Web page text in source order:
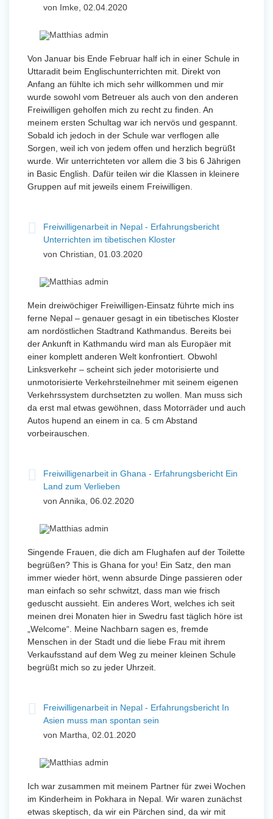
von Imke, 02.04.2020
Von Januar bis Ende Februar half ich in einer Schule in
Uttaradit beim Englischunterrichten mit. Direkt von
Anfang an fühlte ich mich sehr willkommen und mir
wurde sowohl vom Betreuer als auch von den anderen
Freiwilligen geholfen mich zu recht zu finden. An
meinem ersten Schultag war ich nervös und gespannt.
Sobald ich jedoch in der Schule war verflogen alle
Sorgen, weil ich von jedem offen und herzlich begrüßt
wurde. Wir unterrichteten vor allem die 3 bis 6 Jährigen
in Basic English. Dafür teilen wir die Klassen in kleinere
Gruppen auf mit jeweils einem Freiwilligen.
Freiwilligenarbeit in Nepal - Erfahrungsbericht
Unterrichten im tibetischen Kloster
von Christian, 01.03.2020
Mein dreiwöchiger Freiwilligen-Einsatz führte mich ins
ferne Nepal – genauer gesagt in ein tibetisches Kloster
am nordöstlichen Stadtrand Kathmandus. Bereits bei
der Ankunft in Kathmandu wird man als Europäer mit
einer komplett anderen Welt konfrontiert. Obwohl
Linksverkehr – scheint sich jeder motorisierte und
unmotorisierte Verkehrsteilnehmer mit seinem eigenen
Verkehrssystem durchsetzten zu wollen. Man muss sich
da erst mal etwas gewöhnen, dass Motorräder und auch
Autos hupend an einem in ca. 5 cm Abstand
vorbeirauschen.
Freiwilligenarbeit in Ghana - Erfahrungsbericht Ein
Land zum Verlieben
von Annika, 06.02.2020
Singende Frauen, die dich am Flughafen auf der Toilette
begrüßen? This is Ghana for you! Ein Satz, den man
immer wieder hört, wenn absurde Dinge passieren oder
man einfach so sehr schwitzt, dass man wie frisch
geduscht aussieht. Ein anderes Wort, welches ich seit
meinen drei Monaten hier in Swedru fast täglich höre ist
„Welcome“. Meine Nachbarn sagen es, fremde
Menschen in der Stadt und die liebe Frau mit ihrem
Verkaufsstand auf dem Weg zu meiner kleinen Schule
begrüßt mich so zu jeder Uhrzeit.
Freiwilligenarbeit in Nepal - Erfahrungsbericht In
Asien muss man spontan sein
von Martha, 02.01.2020
Ich war zusammen mit meinem Partner für zwei Wochen
im Kinderheim in Pokhara in Nepal. Wir waren zunächst
etwas skeptisch, da wir ein Pärchen sind, da wir mit